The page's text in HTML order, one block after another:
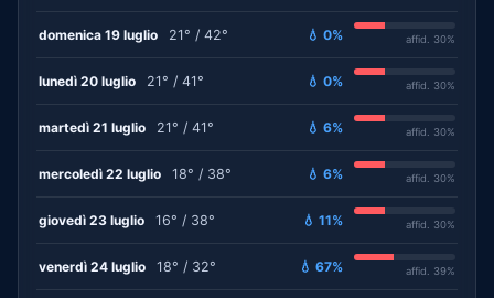
domenica 19 luglio 21° / 42° 💧 0% affid. 30%
lunedì 20 luglio 21° / 41° 💧 0% affid. 30%
martedì 21 luglio 21° / 41° 💧 6% affid. 30%
mercoledì 22 luglio 18° / 38° 💧 6% affid. 30%
giovedì 23 luglio 16° / 38° 💧 11% affid. 30%
venerdì 24 luglio 18° / 32° 💧 67% affid. 39%